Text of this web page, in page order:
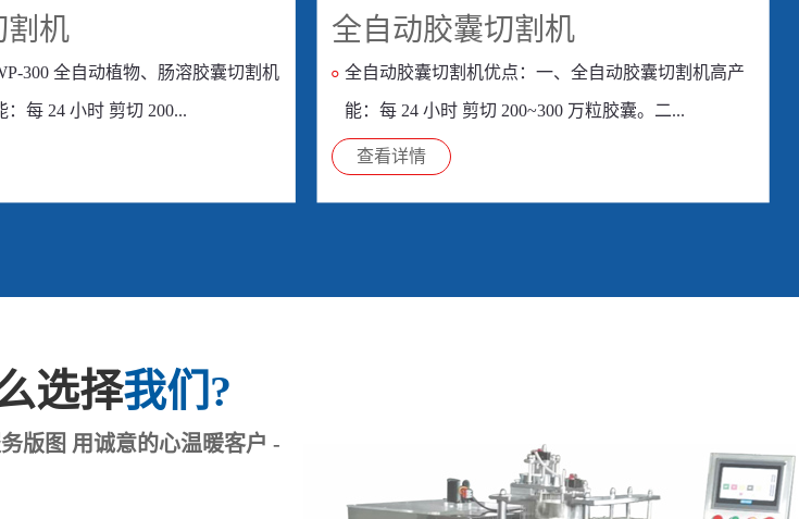
割机
300 全自动植物、肠溶胶囊切割机
每 24 小时 剪切 200...
全自动胶囊切割机
全自动胶囊切割机优点：一、全自动胶囊切割机高产
能：每 24 小时 剪切 200~300 万粒胶囊。二...
查看详情
选择我们?
版图 用诚意的心温暖客户 -